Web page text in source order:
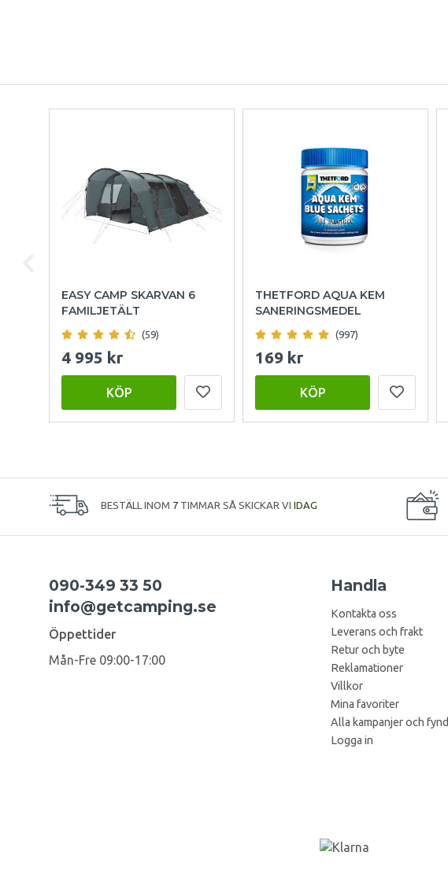
EASY CAMP SKARVAN 6
FAMILJETÄLT
(59)
4 995 kr
KÖP
THETFORD AQUA KEM
SANERINGSMEDEL
(997)
169 kr
KÖP
BESTÄLL INOM 7 TIMMAR SÅ SKICKAR VI IDAG
090-349 33 50
info@getcamping.se
Öppettider
Mån-Fre 09:00-17:00
Handla
Kontakta oss
Leverans och frakt
Retur och byte
Reklamationer
Villkor
Mina favoriter
Alla kampanjer och fynd
Logga in